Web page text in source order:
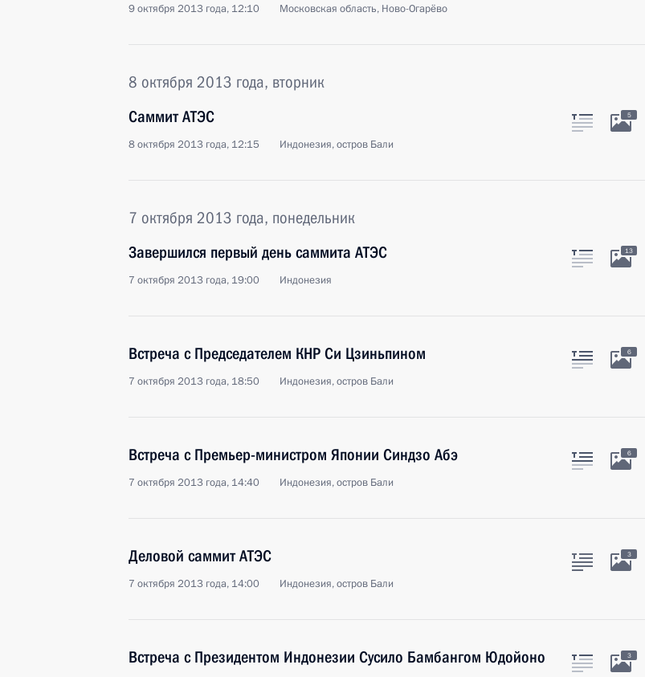
9 октября 2013 года, 12:10 Московская область, Ново-Огарёво
8 октября 2013 года, вторник
Саммит АТЭС
8 октября 2013 года, 12:15 Индонезия, остров Бали
5
7 октября 2013 года, понедельник
Завершился первый день саммита АТЭС
7 октября 2013 года, 19:00 Индонезия
13
Встреча с Председателем КНР Си Цзиньпином
7 октября 2013 года, 18:50 Индонезия, остров Бали
6
Встреча с Премьер-министром Японии Синдзо Абэ
7 октября 2013 года, 14:40 Индонезия, остров Бали
6
Деловой саммит АТЭС
7 октября 2013 года, 14:00 Индонезия, остров Бали
3
Встреча с Президентом Индонезии Сусило Бамбангом Юдойоно 3